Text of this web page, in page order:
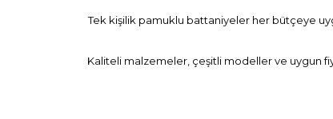
Tek kişilik pamuklu battaniyeler her bütçeye
Kaliteli malzemeler, çeşitli modeller ve uygun